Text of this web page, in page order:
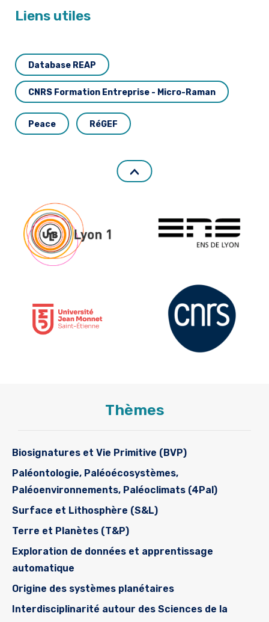
Liens utiles
Database REAP
CNRS Formation Entreprise - Micro-Raman
Peace RéGEF
Thèmes
Biosignatures et Vie Primitive (BVP)
Paléontologie, Paléoécosystèmes,
Paléoenvironnements, Paléoclimats (4Pal)
Surface et Lithosphère (S&L)
Terre et Planètes (T&P)
Exploration de données et apprentissage
automatique
Origine des systèmes planétaires
Interdisciplinarité autour des Sciences de la